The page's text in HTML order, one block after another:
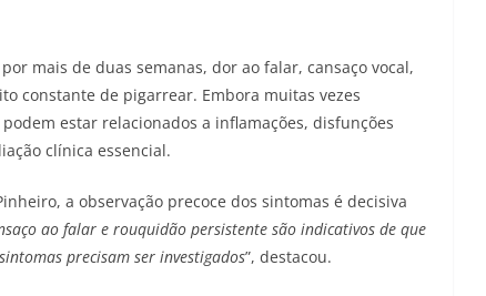
mais de duas semanas, dor ao falar, cansaço vocal,
constante de pigarrear. Embora muitas vezes
estar relacionados a inflamações, disfunções
clínica essencial.
a observação precoce dos sintomas é decisiva
ao falar e rouquidão persistente são indicativos de que
precisam ser investigados”, destacou.